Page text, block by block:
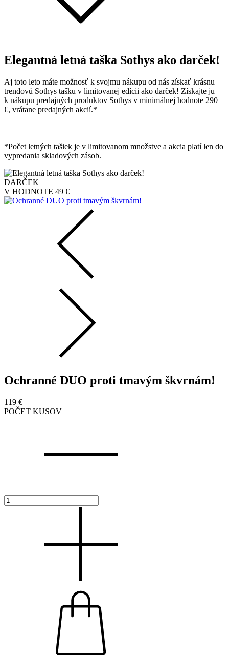
Elegantná letná taška Sothys ako darček!
Aj toto leto máte možnosť k svojmu nákupu od nás získať krásnu
trendovú Sothys tašku v limitovanej edícii ako darček! Získajte ju
k nákupu predajných produktov Sothys v minimálnej hodnote 290
€, vrátane predajných akcií.*
*Počet letných tašiek je v limitovanom množstve a akcia platí len do
vypredania skladových zásob.
DARČEK
V HODNOTE 49 €
Ochranné DUO proti tmavým škvrnám!
119 €
POČET KUSOV